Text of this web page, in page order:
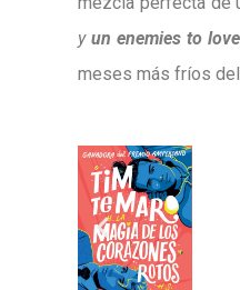
y un enemies to
meses más fríos del